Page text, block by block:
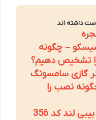
داشته اند
– چگونه
تشخیص دهیم؟
گازی سامسونگ
نصب را
ویژگی های شیشه شیر بیبی لند کد 356